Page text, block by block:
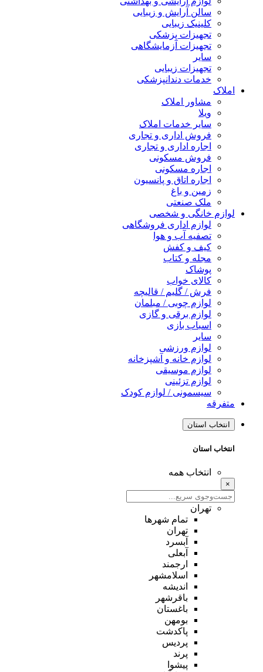
سالن آرایش و زیبایی
کلینیک زیبایی
تجهیزات پزشکی
تجهیزات آزمایشگاهی
سایر
تجهیزات زیبایی
خدمات دندانپزشکی
املاک
مشاور املاک
ویلا
سایر خدمات املاک
فروش اداری و تجاری
اجاره اداری و تجاری
فروش مسکونی
اجاره مسکونی
اجاره اتاق و پانسیون
زمین و باغ
ملک صنعتی
لوازم خانگی و شخصی
لوازم اداری فروشگاهی
تصفیه آب و هوا
کیف و کفش
مجله و کتاب
پوشاک
کالای خواب
فرش / گلیم / قالیچه
لوازم چوبی / مبلمان
لوازم برقی و گازی
اسباب بازی
سایر
لوازم ورزشی
لوازم خانه و آشپزخانه
لوازم موسیقی
لوازم تزئینی
سیسمونی / لوازم کودک
متفرقه
انتخاب استان
انتخاب استان
انتخاب همه
×
تهران
تمام شهر‌ها
تهران
آبسرد
آبعلی
ارجمند
اسلامشهر
اندیشه
باقرشهر
باغستان
بومهن
پاکدشت
پردیس
پرند
پیشوا